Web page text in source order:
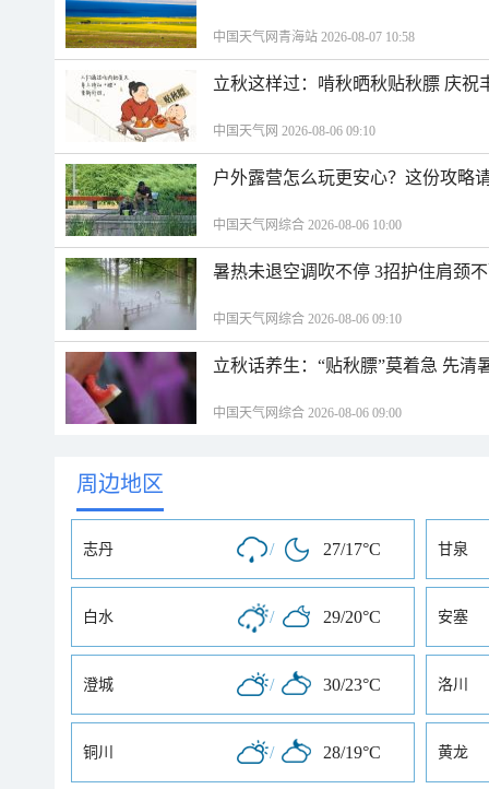
中国天气网青海站 2026-08-07 10:58
立秋这样过：啃秋晒秋贴秋膘 庆祝
中国天气网 2026-08-06 09:10
户外露营怎么玩更安心？这份攻略
中国天气网综合 2026-08-06 10:00
暑热未退空调吹不停 3招护住肩颈
中国天气网综合 2026-08-06 09:10
立秋话养生：“贴秋膘”莫着急 先清
中国天气网综合 2026-08-06 09:00
周边地区
志丹 / 27/17°C 甘泉
白水 / 29/20°C 安塞
澄城 / 30/23°C 洛川
铜川 / 28/19°C 黄龙